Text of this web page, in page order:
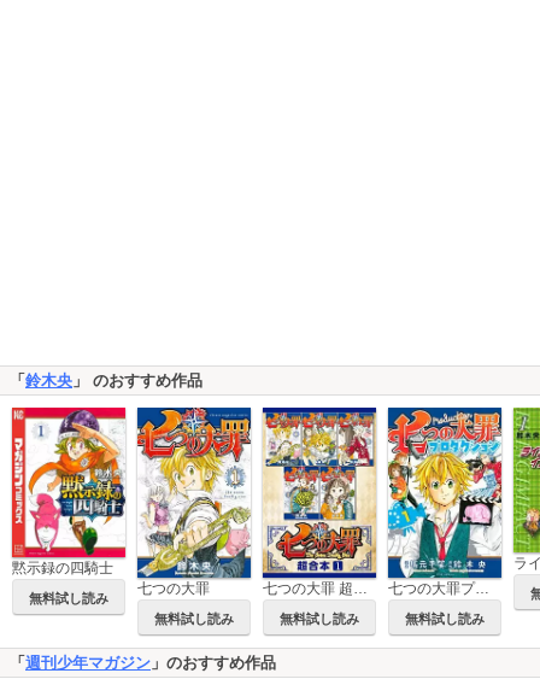
「 鈴木央 」 のおすすめ作品
黙示録の四騎士
無料試し読み
七つの大罪
無料試し読み 無料試し読み
七つの大罪プロダクション
無料試し読み
「 週刊少年マガジン 」のおすすめ作品